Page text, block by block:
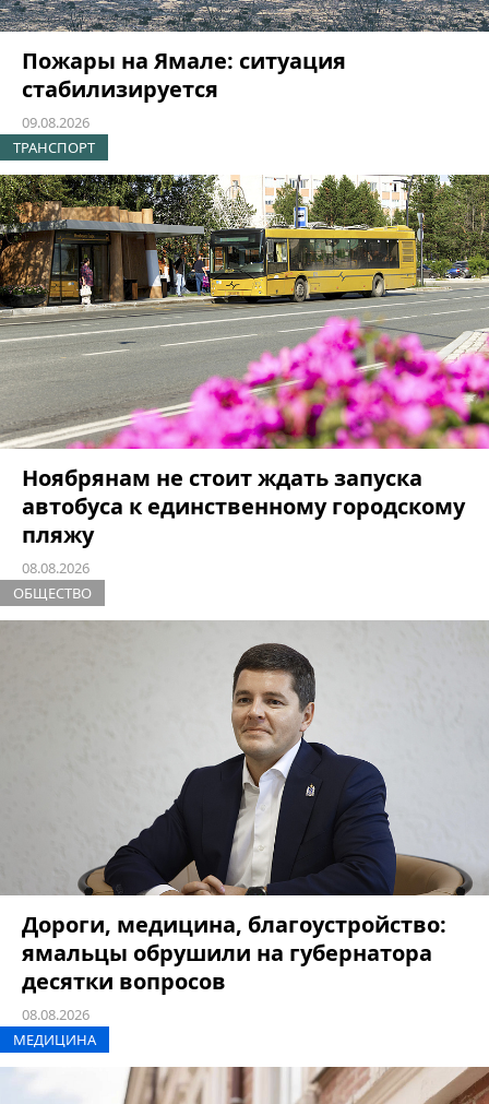
Пожары на Ямале: ситуация
стабилизируется
09.08.2026
ТРАНСПОРТ
Ноябрянам не стоит ждать запуска
автобуса к единственному городскому
пляжу
08.08.2026
ОБЩЕСТВО
Дороги, медицина, благоустройство:
ямальцы обрушили на губернатора
десятки вопросов
08.08.2026
МЕДИЦИНА